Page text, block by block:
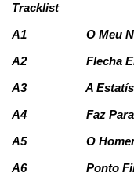
Tracklist
A1
O Meu
A2
Flecha
A3
A
A4
Faz
A5
O
A6
Ponto